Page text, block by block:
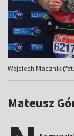
Wojciech Macznik
Mateusz